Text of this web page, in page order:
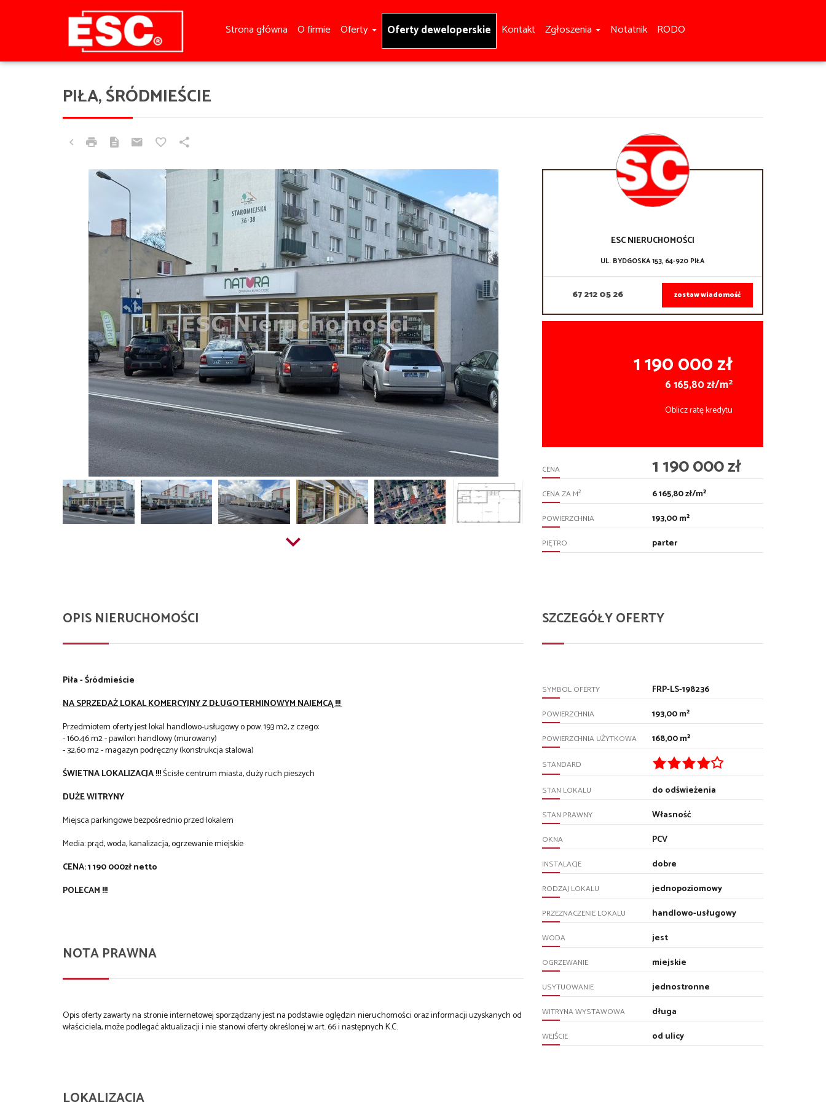
Strona główna O firmie Oferty Oferty deweloperskie Kontakt Zgłoszenia Notatnik RODO
PIŁA, ŚRÓDMIEŚCIE
ESC NIERUCHOMOŚCI
UL. BYDGOSKA 153, 64-920 PIŁA
67 212 05 26 zostaw wiadomość
1 190 000 zł
6 165,80 zł/m2
Oblicz ratę kredytu
CENA 1 190 000 zł
CENA ZA M2 6 165,80 zł/m²
POWIERZCHNIA 193,00 m²
PIĘTRO parter
OPIS NIERUCHOMOŚCI
Piła - Śródmieście
NA SPRZEDAŻ LOKAL KOMERCYJNY Z DŁUGOTERMINOWYM NAJEMCĄ !!!
Przedmiotem oferty jest lokal handlowo-usługowy o pow. 193 m2, z czego:
- 160.46 m2 - pawilon handlowy (murowany)
- 32,60 m2 - magazyn podręczny (konstrukcja stalowa)
ŚWIETNA LOKALIZACJA !!!Ścisłe centrum miasta, duży ruch pieszych
DUŻE WITRYNY
Miejsca parkingowe bezpośrednio przed lokalem
Media: prąd, woda, kanalizacja, ogrzewanie miejskie
CENA: 1 190 000zł netto
POLECAM !!!
NOTA PRAWNA
Opis oferty zawarty na stronie internetowej sporządzany jest na podstawie oględzin nieruchomości oraz informacji uzyskanych od
właściciela, może podlegać aktualizacji i nie stanowi oferty określonej w art. 66 i następnych K.C.
SZCZEGÓŁY OFERTY
SYMBOL OFERTY FRP-LS-198236
POWIERZCHNIA 193,00 m²
POWIERZCHNIA UŻYTKOWA 168,00 m²
STANDARD
STAN LOKALU do odświeżenia
STAN PRAWNY Własność
OKNA PCV
INSTALACJE dobre
RODZAJ LOKALU jednopoziomowy
PRZEZNACZENIE LOKALU handlowo-usługowy
WODA jest
OGRZEWANIE miejskie
USYTUOWANIE jednostronne
WITRYNA WYSTAWOWA długa
WEJŚCIE od ulicy